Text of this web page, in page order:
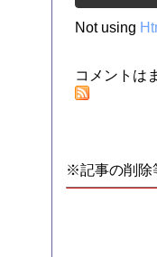
Not using
コメントは
※記事の削除